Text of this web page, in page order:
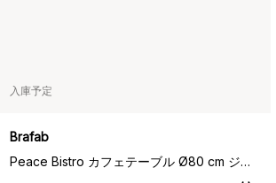
入庫予定
Brafab
Peace Bistro カフェテーブル Ø80 cm ジンレッド,